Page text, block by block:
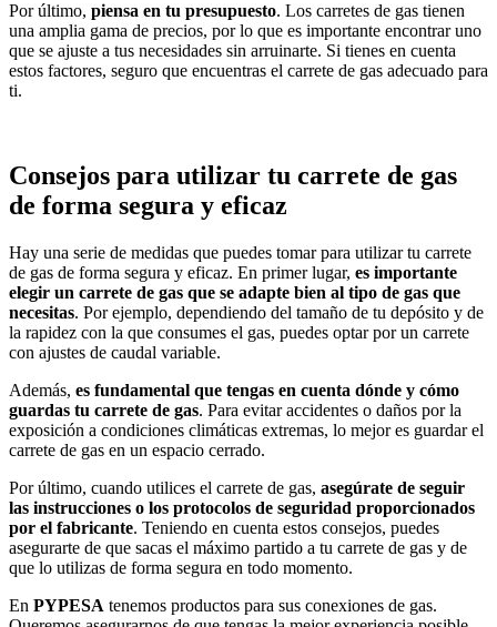
Por último, piensa en tu presupuesto. Los carretes de gas tienen
una amplia gama de precios, por lo que es importante encontrar uno
que se ajuste a tus necesidades sin arruinarte. Si tienes en cuenta
estos factores, seguro que encuentras el carrete de gas adecuado para
ti.
Consejos para utilizar tu carrete de gas
de forma segura y eficaz
Hay una serie de medidas que puedes tomar para utilizar tu carrete
de gas de forma segura y eficaz. En primer lugar, es importante
elegir un carrete de gas que se adapte bien al tipo de gas que
necesitas. Por ejemplo, dependiendo del tamaño de tu depósito y de
la rapidez con la que consumes el gas, puedes optar por un carrete
con ajustes de caudal variable.
Además, es fundamental que tengas en cuenta dónde y cómo
guardas tu carrete de gas. Para evitar accidentes o daños por la
exposición a condiciones climáticas extremas, lo mejor es guardar el
carrete de gas en un espacio cerrado.
Por último, cuando utilices el carrete de gas, asegúrate de seguir
las instrucciones o los protocolos de seguridad proporcionados
por el fabricante. Teniendo en cuenta estos consejos, puedes
asegurarte de que sacas el máximo partido a tu carrete de gas y de
que lo utilizas de forma segura en todo momento.
En PYPESA tenemos productos para sus conexiones de gas.